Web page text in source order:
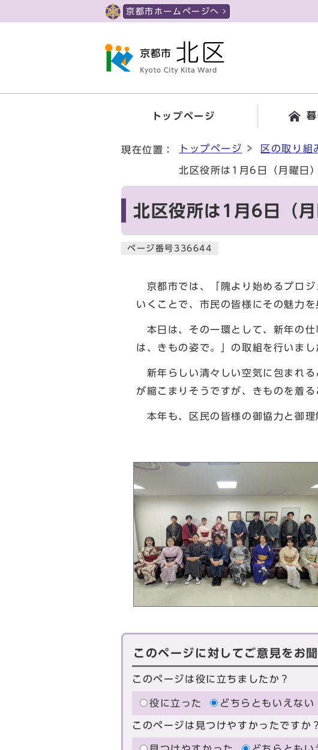
京都市ホームページへ
トップページ 暮
現在位置： トップページ 区の取り組
北区役所は1月6日（月曜日
北区役所は1月6日（
ページ番号336644
京都市では、「隗より始めるプロジ
いくことで、市民の皆様にその魅力
本日は、その一環として、新年の仕
は、きもの姿で。」の取組を行いまし
新年らしい清々しい空気に包まれる
が縮こまりそうですが、きものを着
本年も、区民の皆様の御協力と御
北区
このページに対してご意見をお
このページは役に立ちましたか？
役に立った どちらともいえない
このページは見つけやすかったですか？